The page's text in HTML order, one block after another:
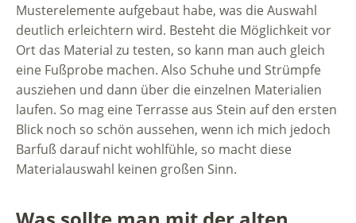
Musterelemente aufgebaut habe, was die Auswahl
deutlich erleichtern wird. Besteht die Möglichkeit vor
Ort das Material zu testen, so kann man auch gleich
eine Fußprobe machen. Also Schuhe und Strümpfe
ausziehen und dann über die einzelnen Materialien
laufen. So mag eine Terrasse aus Stein auf den ersten
Blick noch so schön aussehen, wenn ich mich jedoch
Barfuß darauf nicht wohlfühle, so macht diese
Materialauswahl keinen großen Sinn.